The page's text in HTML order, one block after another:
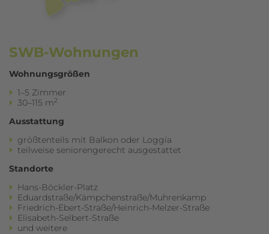
SWB-Wohnungen
Wohnungsgrößen
1–5 Zimmer
30–115 m2
Ausstattung
größtenteils mit Balkon oder Loggia
teilweise seniorengerecht ausgestattet
Standorte
Hans-Böckler-Platz
Eduardstraße/Kämpchenstraße/Muhrenkamp
Friedrich-Ebert-Straße/Heinrich-Melzer-Straße
Elisabeth-Selbert-Straße
und weitere